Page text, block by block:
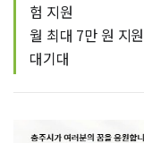
험 지원
월 최대 7만 원 지
대기대